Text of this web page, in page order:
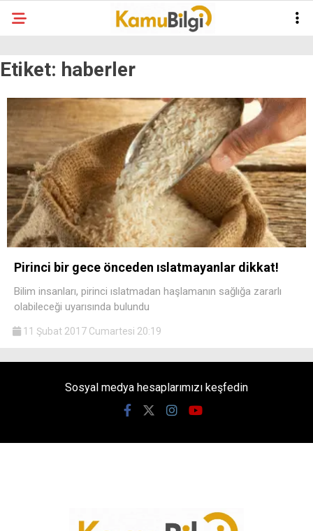
Etiket: haberler
Pirinci bir gece önceden ıslatmayanlar dikkat!
Bilim insanları, pirinci ıslatmadan haşlamanın sağlığa zararlı
olabileceği uyarısında bulundu
11 Şubat 2017 Cumartesi 20:19
Sosyal medya hesaplarımızı keşfedin